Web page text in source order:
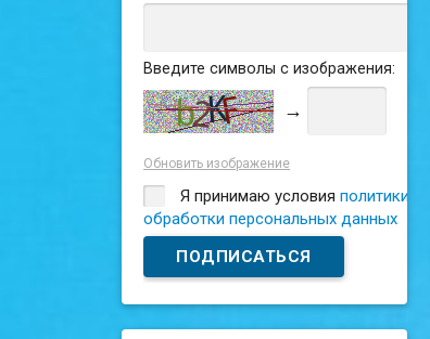
Введите символы с изображения:
→
Обновить изображение
Я принимаю условияполитики
обработки персональных данных